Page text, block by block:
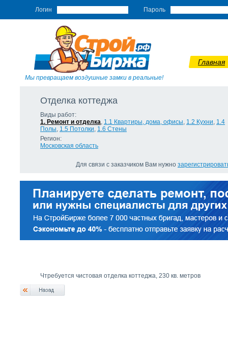
Логин Пароль
Мы превращаем воздушные замки в реальные!
Главная
Отделка коттеджа
Виды работ:
1. Ремонт и отделка, 1.1 Квартиры, дома, офисы, 1.2 Кухни, 1.4
Полы, 1.5 Потолки, 1.6 Стены
Регион:
Московская область
Для связи с заказчиком Вам нужно
Чтребуется чистовая отделка коттеджа, 230 кв. метров